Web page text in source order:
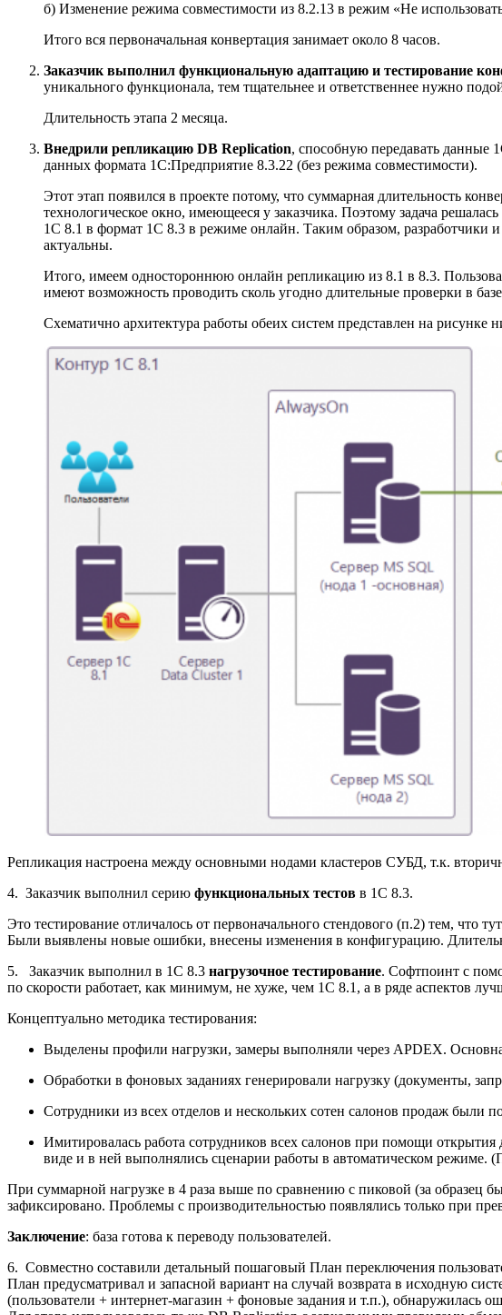
б) Изменение режима совместимости из 8.2.13 в режим «Не
Итого вся первоначальная конвертация занимает около 8 часов.
Заказчик выполнил функциональную адаптацию и тестирование
уникального функционала, тем тщательнее и ответственнее нужно
Длительность этапа 2 месяца.
Внедрили репликацию DB Replication, способную передавать данные
данных формата 1С:Предприятие 8.3.22 (без режима совместимости).
Этот этап появился в проекте потому, что суммарная длительность
технологическое окно, имеющееся у заказчика. Поэтому задача
1С 8.1 в формат 1С 8.3 в режиме онлайн. Таким образом, разработчики
актуальны.
Итого, имеем одностороннюю онлайн репликацию из 8.1 в 8.3.
имеют возможность проводить сколь угодно длительные проверки в
Схематично архитектура работы обеих систем представлен на рисунке
Репликация настроена между основными нодами кластеров СУБД, т.к.
4. Заказчик выполнил серию функциональных тестов в 1С 8.3.
Это тестирование отличалось от первоначального стендового (п.2) тем, что
Были выявлены новые ошибки, внесены изменения в конфигурацию.
5. Заказчик выполнил в 1С 8.3 нагрузочное тестирование. Софтпоинт с
по скорости работает, как минимум, не хуже, чем 1С 8.1, а в ряде аспектов
Концептуально методика тестирования:
Выделены профили нагрузки, замеры выполняли через APDEX.
Обработки в фоновых заданиях генерировали нагрузку (документы,
Сотрудники из всех отделов и нескольких сотен салонов продаж
Имитировалась работа сотрудников всех салонов при помощи
виде и в ней выполнялись сценарии работы в автоматическом режиме.
При суммарной нагрузке в 4 раза выше по сравнению с пиковой (за образец
зафиксировано. Проблемы с производительностью появлялись только при
Заключение: база готова к переводу пользователей.
6. Совместно составили детальный пошаговый План переключения
План предусматривал и запасной вариант на случай возврата в исходную
(пользователи + интернет-магазин + фоновые задания и т.п.), обнаружилась